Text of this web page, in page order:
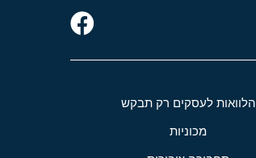
הלוואות לעסקים רק תבקש
מכוניות